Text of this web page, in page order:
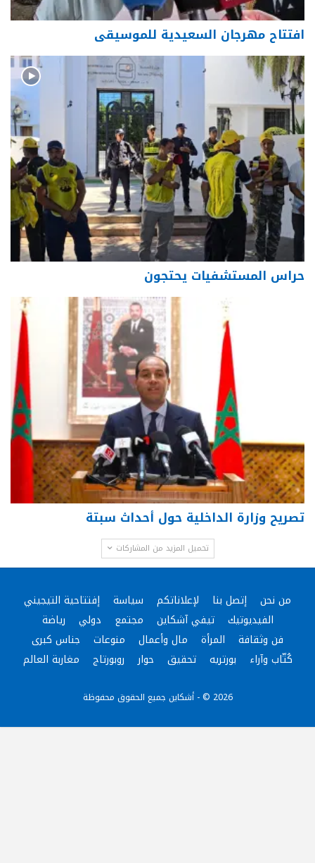
افتتاح مهرجان السعيدية للموسيقى
حراس المستشفيات يحتجون
تصريح وزارة الداخلية حول أحداث سبتة
تحميل المزيد من المشاركات
من نحن إتصل بنا لإعلاناتكم سياسة
إفتتاحية التيجيني
الفيديوتيك
تيفي آشكاين مجتمع دولي
رياضة
فن وثقافة
المرأة مال وأعمال منوعات
جناس كبرى
كُتّاب وآراء
بورتريه تحقيق حوار روبورتاج مغاربة العالم
2026 © - أشكاين جميع الحقوق محفوظة